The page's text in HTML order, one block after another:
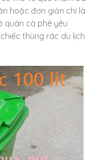
hoặc đơn giản chỉ là
quán cà phê yêu
thùng rác du lịch